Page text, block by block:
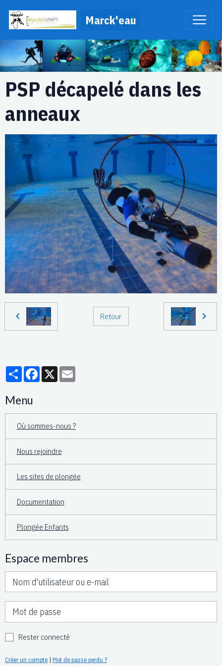
Marck'eau
PSP décapelé dans les
anneaux
Retour
PartagerFacebook
X
Menu
Où sommes-nous ?
Nous rejoindre
Les sites de plongée
Documentation
Plongée Enfants
Espace membres
Rester connecté
Créer un compte | Mot de passe perdu ?